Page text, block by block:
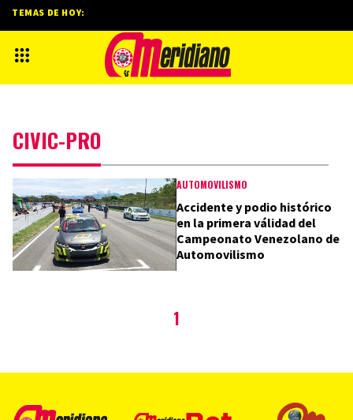
CIVIC-PRO
AUTOMOVILISMO
Accidente y podio histórico
en la primera válidad del
Campeonato Venezolano de
Automovilismo
1
TEMAS DE HOY: